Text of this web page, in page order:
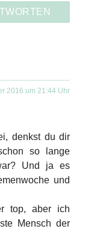
2016 um 21:44 Uhr
denkst du dir
so lange
Und ja es
und
top, aber ich
Mensch der